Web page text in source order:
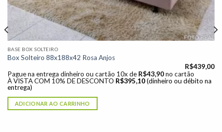
BASE BOX SOLTEIRO
Box Solteiro 88x188x42 Rosa Anjos
R$439,00
Pague na entrega dinheiro ou cartão 10x de R$43,90 no cartão
À VISTA COM 10% DE DESCONTO R$395,10 (dinheiro ou débito na
entrega)
ADICIONAR AO CARRINHO